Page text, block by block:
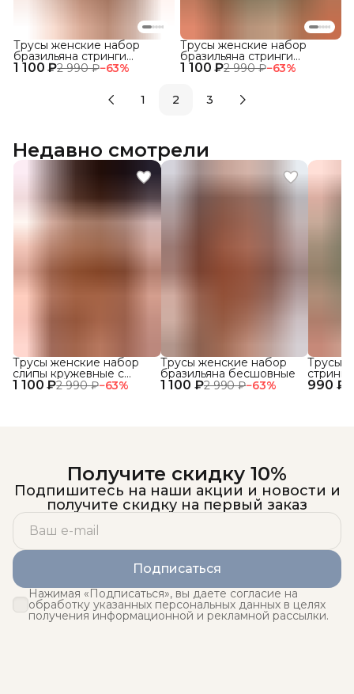
1 100 ₽2 990 ₽−63%
Трусы женские набор
бразильяна стринги
бесшовные 1 100 ₽2 990 ₽−63%
Трусы женские набор
бразильяна стринги
бесшовные
1 2 3
Недавно смотрели
1 100 ₽2 990 ₽−63%
Трусы женские набор
слипы кружевные с
высокой посадкой 3 шт. 1 100 ₽2 990 ₽−63%
Трусы женские набор
бразильяна бесшовные
990 ₽
Трусы
Получите скидку 10%
Подпишитесь на наши акции и новости и
получите скидку на первый заказ
Подписаться
Нажимая «Подписаться», вы даете согласие на
обработку указанных персональных данных в целях
получения информационной и рекламной рассылки.